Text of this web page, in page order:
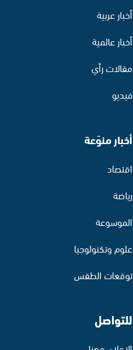
أخبار عربية
أخبار عالمية
مقالات رأي
فيديو
أخبار منوّعة
اقتصاد
رياضة
الموسوعة
علوم وتكنولوجيا
توقعات الطقس
للتواصل